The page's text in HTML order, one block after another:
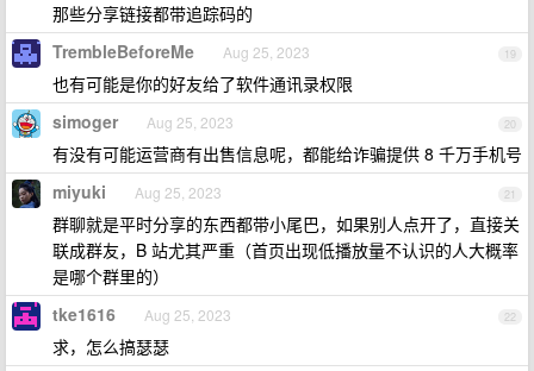
那些分享链接都带追踪码的
19
TrembleBeforeMe Aug 25, 2023
也有可能是你的好友给了软件通讯录权限
20
simoger Aug 25, 2023
有没有可能运营商有出售信息呢，都能给诈骗提供 8 千万手机号
21
miyuki Aug 25, 2023
群聊就是平时分享的东西都带小尾巴，如果别人点开了，直接关
联成群友，B 站尤其严重（首页出现低播放量不认识的人大概率
是哪个群里的）
22
tke1616 Aug 25, 2023
求，怎么搞瑟瑟